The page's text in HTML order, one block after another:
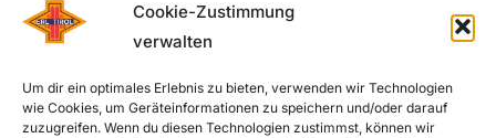
Cookie-Zustimmung
verwalten
Um dir ein optimales Erlebnis zu bieten, verwenden wir Technologien
wie Cookies, um Geräteinformationen zu speichern und/oder darauf
zuzugreifen. Wenn du diesen Technologien zustimmst, können wir